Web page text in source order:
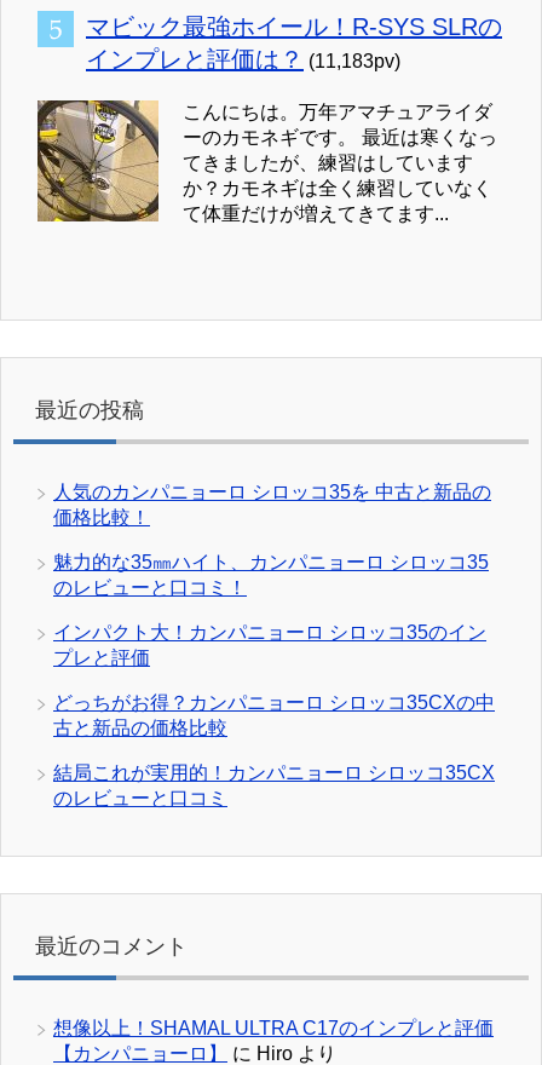
マビック最強ホイール！R-SYS SLRの
インプレと評価は？ (11,183pv)
こんにちは。万年アマチュアライダ
ーのカモネギです。 最近は寒くなっ
てきましたが、練習はしています
か？カモネギは全く練習していなく
て体重だけが増えてきてます...
最近の投稿
人気のカンパニョーロ シロッコ35を 中古と新品の
価格比較！
魅力的な35㎜ハイト、カンパニョーロ シロッコ35
のレビューと口コミ！
インパクト大！カンパニョーロ シロッコ35のイン
プレと評価
どっちがお得？カンパニョーロ シロッコ35CXの中
古と新品の価格比較
結局これが実用的！カンパニョーロ シロッコ35CX
のレビューと口コミ
最近のコメント
想像以上！SHAMAL ULTRA C17のインプレと評価
【カンパニョーロ】
に Hiro より